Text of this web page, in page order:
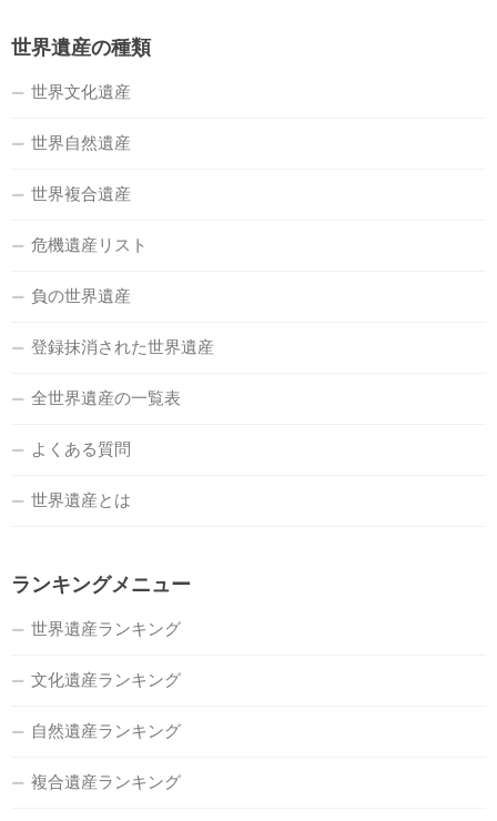
世界遺産の種類
世界文化遺産
世界自然遺産
世界複合遺産
危機遺産リスト
負の世界遺産
登録抹消された世界遺産
全世界遺産の一覧表
よくある質問
世界遺産とは
ランキングメニュー
世界遺産ランキング
文化遺産ランキング
自然遺産ランキング
複合遺産ランキング